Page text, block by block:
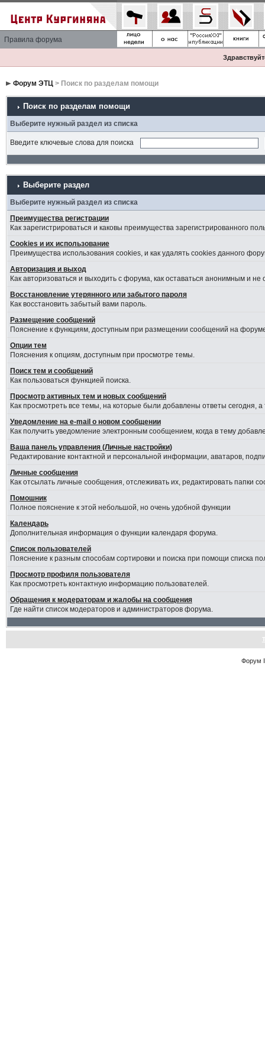
Правила форума
Форум ЭТЦ> Поиск по разделам помощи
Поиск по разделам помощи
Выберите нужный раздел из списка
Введите ключевые слова для поиска
Выберите раздел
Выберите нужный раздел из списка
Преимущества регистрации
Как зарегистрироваться и каковы преимущества зарегистрированного
Cookies и их использование
Преимущества использования cookies, и как удалять cookies данного
Авторизация и выход
Как авторизоваться и выходить с форума, как оставаться анонимным и
Восстановление утерянного или забытого пароля
Как восстановить забытый вами пароль.
Размещение сообщений
Пояснение к функциям, доступным при размещении сообщений на
Опции тем
Пояснения к опциям, доступным при просмотре темы.
Поиск тем и сообщений
Как пользоваться функцией поиска.
Просмотр активных тем и новых сообщений
Как просмотреть все темы, на которые были добавлены ответы сегодня,
Уведомление на е-mail о новом сообщении
Как получить уведомление электронным сообщением, когда в тему
Ваша панель управления (Личные настройки)
Редактирование контактной и персональной информации, аватаров,
Личные сообщения
Как отсылать личные сообщения, отслеживать их, редактировать папки
Помошник
Полное пояснение к этой небольшой, но очень удобной функции
Календарь
Дополнительная информация о функции календаря форума.
Список пользователей
Пояснение к разным способам сортировки и поиска при помощи списка
Просмотр профиля пользователя
Как просмотреть контактную информацию пользователей.
Обращения к модераторам и жалобы на сообщения
Где найти список модераторов и администраторов форума.
Форум